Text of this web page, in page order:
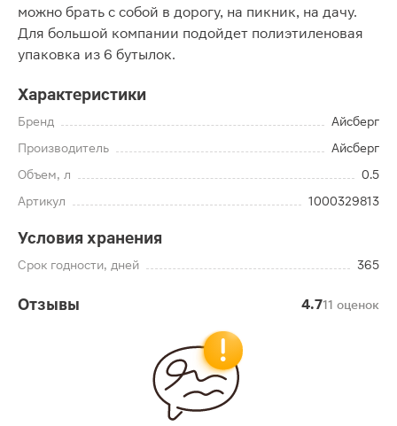
можно брать с собой в дорогу, на пикник, на дачу.
Для большой компании подойдет полиэтиленовая
упаковка из 6 бутылок.
Характеристики
Бренд
Айсберг
Производитель
Айсберг
Объем, л
0.5
Артикул
1000329813
Условия хранения
Срок годности, дней 365
Отзывы 4.711 оценок